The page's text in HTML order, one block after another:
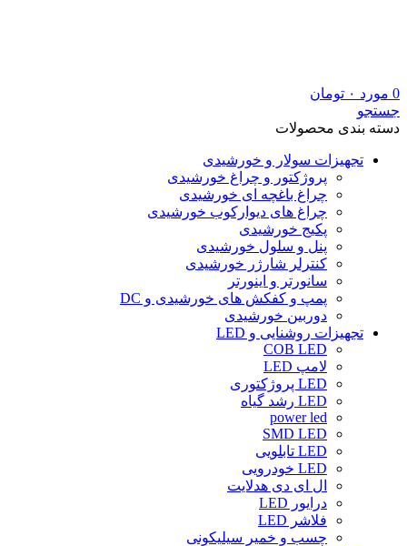
0 مورد ۰ تومان
جستجو
دسته بندی محصولات
تجهیزات سولار و خورشیدی
پروژکتور و چراغ خورشیدی
چراغ باغچه ای خورشیدی
چراغ های دیوارکوب خورشیدی
پکیج خورشیدی
پنل و سلول خورشیدی
کنترلر شارژر خورشیدی
سانورتر و اینورتر
پمپ و کفکش های خورشیدی و DC
دوربین خورشیدی
تجهیزات روشنایی و LED
COB LED
لامپ LED
LED پروژکتوری
LED رشد گیاه
power led
SMD LED
LED تابلویی
LED خودرویی
ال ای دی هدلایت
درایور LED
فلاشر LED
چسب و خمیر سیلیکونی